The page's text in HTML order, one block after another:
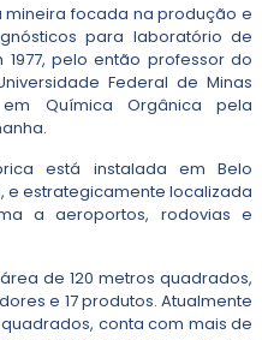
mineira focada na produção e
para laboratório de
pelo então professor do
Federal de Minas
Química Orgânica pela
está instalada em Belo
e estrategicamente localizada
a aeroportos, rodovias e
de 120 metros quadrados,
e 17 produtos. Atualmente
conta com mais de